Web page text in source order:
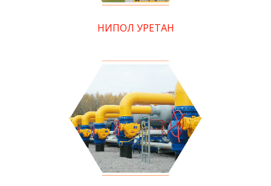
НИПОЛ УРЕТАН